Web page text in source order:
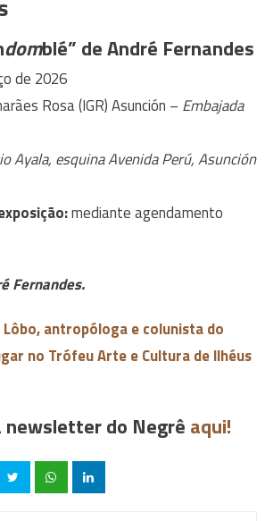
domblé” de André Fernandes
de 2026
Rosa (IGR) Asunción – Embajada
Ayala, esquina Avenida Perú, Asunción
mediante agendamento
Fernandes.
Lôbo, antropóloga e colunista do
no Trófeu Arte e Cultura de llhéus
newsletter do Negrê aqui!